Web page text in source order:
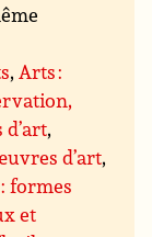
,Arts :
,
d’art,
formes
et